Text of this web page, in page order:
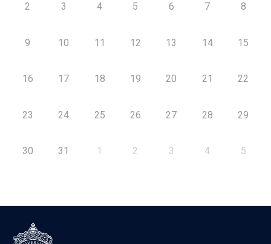
2 3 4 5 6 7 8
9 10 11 12 13 14 15
16 17 18 19 20 21 22
23 24 25 26 27 28 29
30 31 1 2 3 4 5